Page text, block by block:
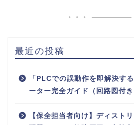
最近の投稿
「PLCでの誤動作を即解決す
ーター完全ガイド（回路図付き
【保全担当者向け】ディスト